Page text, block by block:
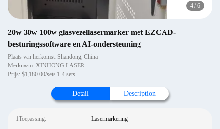
4 / 6
20w 30w 100w glasvezellasermarker met EZCAD-
besturingssoftware en AI-ondersteuning
Plaats van herkomst: Shandong, China
Merknaam: XINHONG LASER
Prijs: $1,180.00/sets 1-4 sets
Detail Description
1Toepassing: Lasermarkering